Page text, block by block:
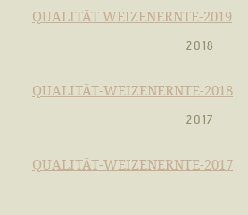
QUALITÄT WEIZENERNTE-2019
2018
QUALITÄT-WEIZENERNTE-2018
2017
QUALITÄT-WEIZENERNTE-2017